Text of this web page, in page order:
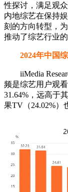
性探讨，满足观
内地综艺在保持
刻的方向转型，
推动了综艺行业
2024年中国
iiMedia
频是综艺用户观
31.64%，远高于
果TV（24.02%）